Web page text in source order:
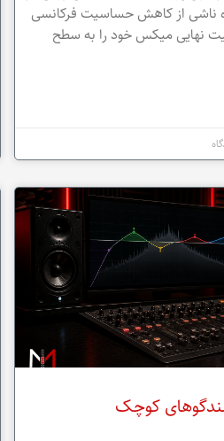
ناشی از کاهش حساسیت فرکانسی
نهایی میکس خود را به سطح
کوچک